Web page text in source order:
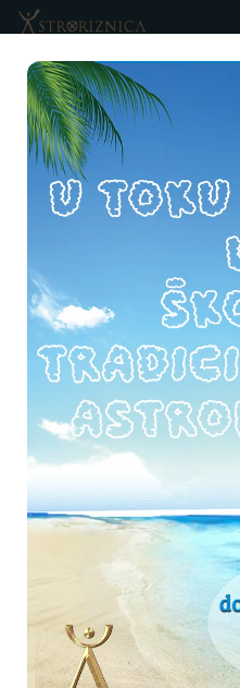
Skip to content
OZNAČEN:
O Luni: Corpus
Španski matematičar i
Kortes, o Luni i
fizionomiji i
vladavinom. Poslednji
tekstova o planetama,...